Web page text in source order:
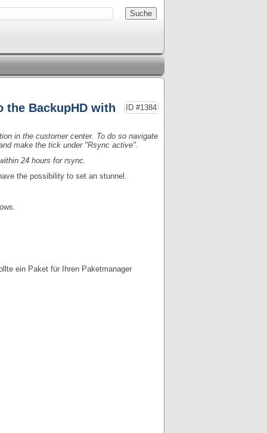
ID #1384
the BackupHD with
in the customer center. To do so navigate
make the tick under "Rsync active".
24 hours for rsync.
the possibility to set an stunnel.
ein Paket für Ihren Paketmanager